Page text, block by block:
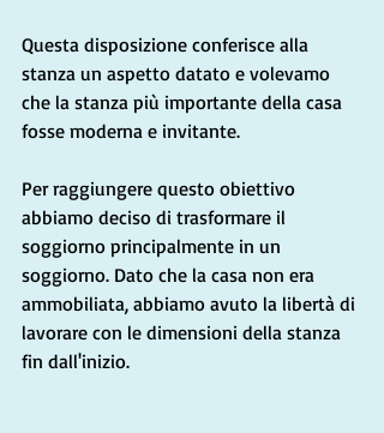
Questa disposizione conferisce alla
stanza un aspetto datato e volevamo
che la stanza più importante della casa
fosse moderna e invitante.
Per raggiungere questo obiettivo
abbiamo deciso di trasformare il
soggiorno principalmente in un
soggiorno. Dato che la casa non era
ammobiliata, abbiamo avuto la libertà di
lavorare con le dimensioni della stanza
fin dall'inizio.